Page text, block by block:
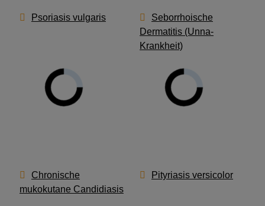
Psoriasis vulgaris
Seborrhoische
Dermatitis (Unna-
Krankheit)
Chronische
mukokutane Candidiasis
Pityriasis versicolor